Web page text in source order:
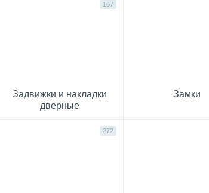
167
Задвижки и накладки
дверные
Замки
272